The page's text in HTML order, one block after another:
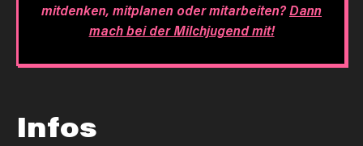
mitdenken, mitplanen oder mitarbeiten?Dann
mach bei der Milchjugend mit!
Infos